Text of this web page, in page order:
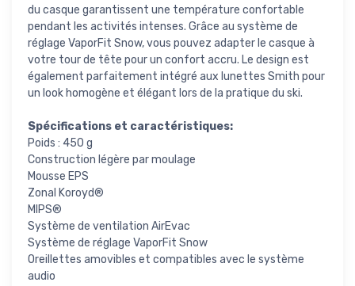
du casque garantissent une température confortable
pendant les activités intenses. Grâce au système de
réglage VaporFit Snow, vous pouvez adapter le casque à
votre tour de tête pour un confort accru. Le design est
également parfaitement intégré aux lunettes Smith pour
un look homogène et élégant lors de la pratique du ski.
Spécifications et caractéristiques:
Poids : 450 g
Construction légère par moulage
Mousse EPS
Zonal Koroyd®
MIPS®
Système de ventilation AirEvac
Système de réglage VaporFit Snow
Oreillettes amovibles et compatibles avec le système
audio